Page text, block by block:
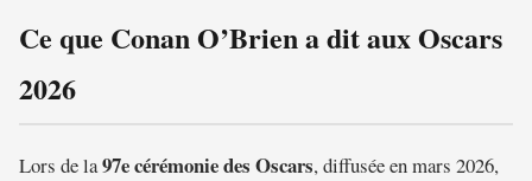
Ce que Conan O’Brien a dit aux Oscars
2026
Lors de la97e cérémonie des Oscars, diffusée en mars 2026,